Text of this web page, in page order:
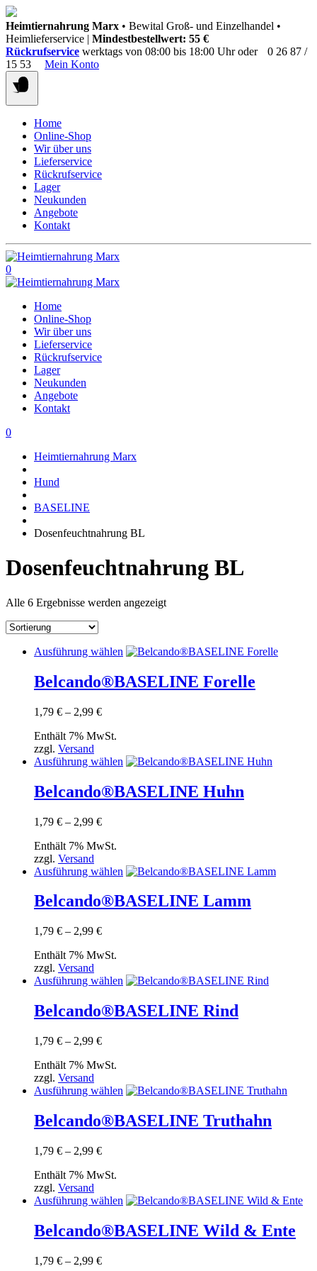
Springen
Sie
zum
Inhalt
Heimtiernahrung Marx • Bewital Groß- und Einzelhandel •
Heimlieferservice | Mindestbestellwert: 55 €
Rückrufservice werktags von 08:00 bis 18:00 Uhr oder
0 26 87 /
15 53
Mein Konto
Home
Online-Shop
Wir über uns
Lieferservice
Rückrufservice
Lager
Neukunden
Angebote
Kontakt
0
Home
Online-Shop
Wir über uns
Lieferservice
Rückrufservice
Lager
Neukunden
Angebote
Kontakt
0
Heimtiernahrung Marx
Hund
BASELINE
Dosenfeuchtnahrung BL
Dosenfeuchtnahrung BL
Alle 6 Ergebnisse werden angezeigt
Ausführung wählen Dieses
weist
mehrere
können
auf
Produktseite
gewählt
Belcando®BASELINE Forelle
1,79 € – 2,99 €Preisspanne:
bis
Enthält 7% MwSt.
zzgl. Versand
Ausführung wählen Dieses
weist
mehrere
können
auf
Produktseite
Belcando®BASELINE Huhn
1,79 € – 2,99 €Preisspanne:
bis
Enthält 7% MwSt.
zzgl. Versand
Ausführung wählen Dieses
weist
mehrere
können
auf
Produktseite
Belcando®BASELINE Lamm
1,79 € – 2,99 €Preisspanne:
bis
Enthält 7% MwSt.
zzgl. Versand
Ausführung wählen Dieses
weist
mehrere
können
auf
Produktseite
gewählt
Belcando®BASELINE Rind
1,79 € – 2,99 €Preisspanne:
bis
Enthält 7% MwSt.
zzgl. Versand
Ausführung wählen Dieses
weist
mehrere
können
auf
Produktseite
gewählt
Belcando®BASELINE Truthahn
1,79 € – 2,99 €Preisspanne:
bis
Enthält 7% MwSt.
zzgl. Versand
Ausführung wählen Dieses
weist
mehrere
Belcando®BASELINE Wild & Ente
1,79 € – 2,99 €Preisspanne: